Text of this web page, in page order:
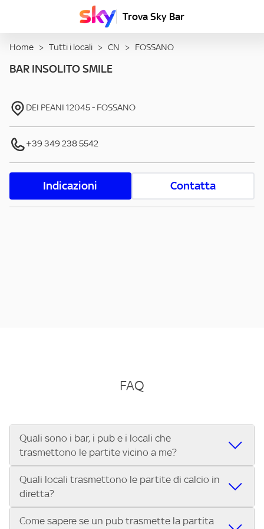
Trova Sky Bar
Home > Tutti i locali > CN > FOSSANO
BAR INSOLITO SMILE
DEI PEANI 12045- FOSSANO
+39 349 238 5542
Indicazioni Contatta
FAQ
Quali sono i bar, i pub e i locali che
trasmettono le partite vicino a me?
Se cerchi un bar, pub, ristorante o locale vicino a te per
vedere le partite di Serie A ENILIVE, la Serie C Sky Wifi, la
UEFA Champions League, la UEFA Europa League, la UEFA
Conference League, il Tennis, la Formula 1®, la MotoGP™ e
Quali locali trasmettono le partite di calcio in
diretta?
Vuoi sapere quali bar, pub o ristoranti mostrano le partite
Come sapere se un pub trasmette la partita